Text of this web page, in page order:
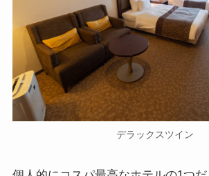
デラックスツイン